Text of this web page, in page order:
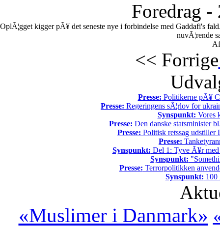
Foredrag -
OplÃ¦gget kigger pÃ¥ det seneste nye i forbindelse med Gaddafi's
nuvÃ¦rende
<< Forrige
Presse: Politikerne pÃ¥
Presse: Regeringens sÃ¦rlov for
Synspunkt: Vores
Presse: Den danske statsminister
Presse: Politisk retssag udstiller
Presse:
Synspunkt: Del 1: Tyve Ã¥r med
Synspunkt:
Presse: Terrorpolitikken
Synspunkt: 100
«Muslimer i Danmark»